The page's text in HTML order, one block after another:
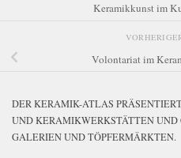
Keramikkunst im
Volontariat im
DER KERAMIK-ATLAS
UND KERAMIKWERKSTÄTTEN
GALERIEN UND TÖPFERMÄRKTEN.